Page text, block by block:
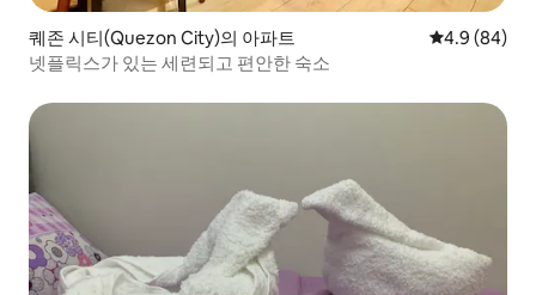
퀘존 시티(Quezon City)의 아파트 평점 4.9점(5
4.9 (84)
넷플릭스가 있는 세련되고 편안한 숙소